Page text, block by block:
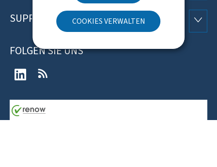
COOKIES VERWALTEN
SUPPORT
FOLGEN SIE UNS
LinkedIn